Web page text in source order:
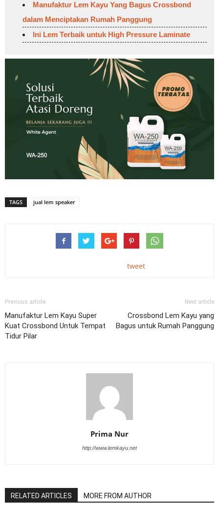
Manufaktur Lem Kayu Yang Bagus Crossbond
dalam Menciptakan Rumah Panggung
Ini Lem Terbaik untuk High Pressure Laminate
TAGS jual lem speaker
tweet
Previous article
Manufaktur Lem Kayu Super
Kuat Crossbond Untuk Tempat
Tidur Pilar
Next article
Crossbond Lem Kayu yang
Bagus untuk Rumah Panggung
Prima Nur
http://www.lemkayu.net
RELATED ARTICLES MORE FROM AUTHOR